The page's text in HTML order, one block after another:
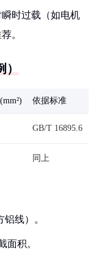
时过载（如电机
。
依据标准
GB/T 16895.6
同上
线）。
面积。